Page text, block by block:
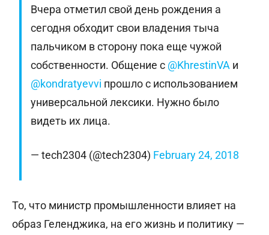
Вчера отметил свой день рождения а
сегодня обходит свои владения тыча
пальчиком в сторону пока еще чужой
собственности. Общение с @KhrestinVA и
@kondratyevvi прошло с использованием
универсальной лексики. Нужно было
видеть их лица.
— tech2304 (@tech2304) February 24, 2018
То, что министр промышленности влияет на
образ Геленджика, на его жизнь и политику —